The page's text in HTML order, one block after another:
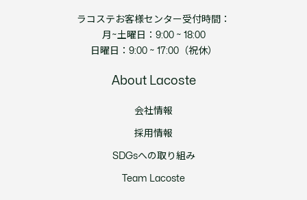
ラコステお客様センター受付時間：
月~土曜日：9:00 ~ 18:00
日曜日：9:00 ~ 17:00（祝休）
About Lacoste
会社情報
採用情報
SDGsへの取り組み
Team Lacoste